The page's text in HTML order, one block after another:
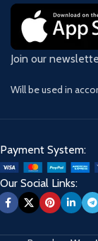
Join our
Will be used in
Payment System:
Our Social Links: